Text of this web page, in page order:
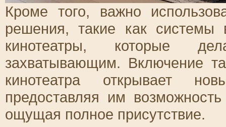
Кроме того, важно
решения, такие как системы
кинотеатры, которые
захватывающим. Включение
кинотеатра открывает
предоставляя им
ощущая полное присутствие.